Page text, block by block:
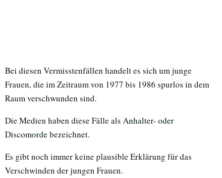
Bei diesen Vermisstenfällen handelt es sich um junge
Frauen, die im Zeitraum von 1977 bis 1986 spurlos in dem
Raum verschwunden sind.
Die Medien haben diese Fälle als Anhalter- oder
Discomorde bezeichnet.
Es gibt noch immer keine plausible Erklärung für das
Verschwinden der jungen Frauen.